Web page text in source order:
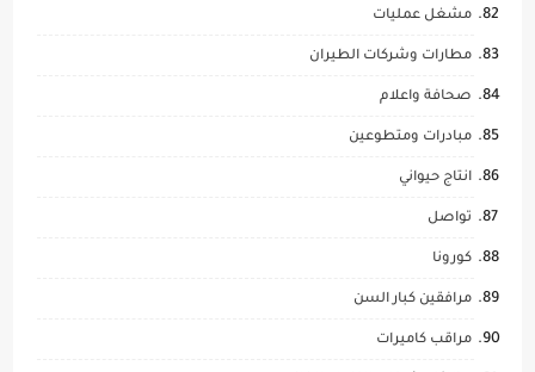
مشغل عمليات
مطارات وشركات الطيران
صحافة واعلام
مبادرات ومتطوعين
انتاج حيواني
تواصل
كورونا
مرافقين كبار السن
مراقب كاميرات